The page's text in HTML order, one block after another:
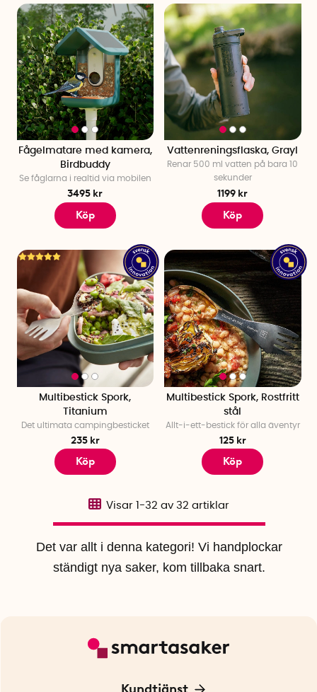
Fågelmatare med kamera,
Birdbuddy
Se fåglarna i realtid via mobilen
3495 kr
Köp
Vattenreningsflaska, Grayl
Renar 500 ml vatten på bara 10
sekunder
1199 kr
Köp
Multibestick Spork,
Titanium
Det ultimata campingbesticket
235 kr
Köp
Multibestick Spork, Rostfritt
stål
Allt-i-ett-bestick för alla äventyr
125 kr
Köp
Det var allt i denna kategori! Vi handplockar
ständigt nya saker, kom tillbaka snart.
Visar 1-32 av 32 artiklar